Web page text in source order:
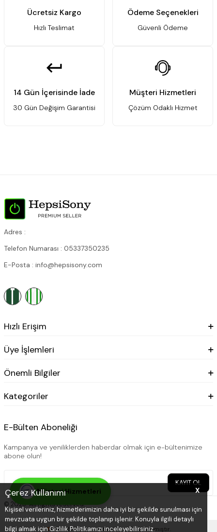
X
Çerez Kullanımı
Kişisel verileriniz, hizmetlerimizin daha iyi bir şekilde sunulması için
mevzuata uygun bir şekilde toplanıp işlenir. Konuyla ilgili detaylı
bilgi almak için Gizlilik Politikamızı inceleyebilirsiniz.
Müşteri Hizmetleri
Ücretsiz Kargo
Hızlı Teslimat
Ödeme Seçenekleri
Güvenli Ödeme
14 Gün İçerisinde İade
30 Gün Değişim Garantisi
Müşteri Hizmetleri
Çözüm Odaklı Hizmet
Adres :
Telefon Numarası : 05337350235
E-Posta : info@hepsisony.com
Hızlı Erişim
Üye İşlemleri
Önemli Bilgiler
Kategoriler
E-Bülten Aboneliği
Kampanya ve yeniliklerden haberdar olmak için e-bültenimize
abone olun!
KAYIT OL
© 2025. All rights reserved.
T-SoftE-TicaretSistemleriyle Hazırlanmıştır.